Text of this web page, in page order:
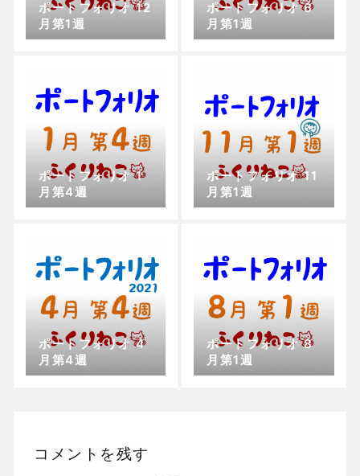
ポートフォリオ 12
月第1週
ポートフォリオ 6
月第1週
ポートフォリオ 1
月第4週
ポートフォリオ 11
月第1週
ポートフォリオ 4
月第4週
ポートフォリオ 8
月第1週
コメントを残す